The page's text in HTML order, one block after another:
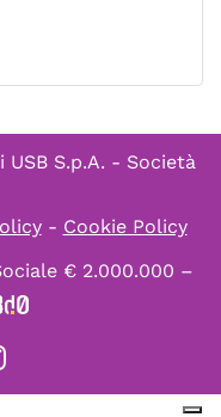
USB S.p.A. - Società
- Cookie Policy
€ 2.000.000 –